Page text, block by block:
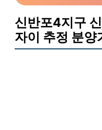
신반포4지구
자이 추정 분양